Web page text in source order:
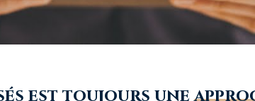
est toujours une